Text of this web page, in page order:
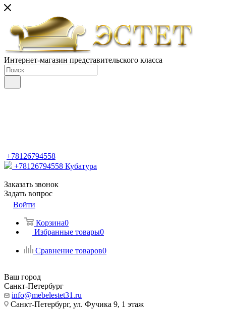
Интернет-магазин представительского класса
+78126794558
+78126794558 Кубатура
Заказать звонок
Задать вопрос
Войти
Корзина0
Избранные товары0
Сравнение товаров0
Ваш город
Санкт-Петербург
info@mebelestet31.ru
Санкт-Петербург, ул. Фучика 9, 1 этаж